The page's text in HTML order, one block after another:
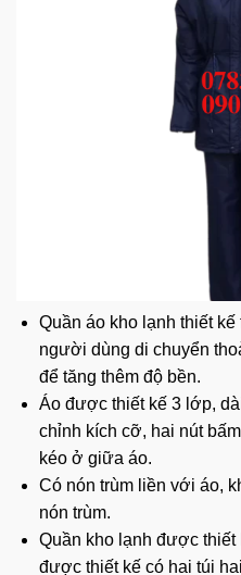
Quần áo kho lạnh thiết
người dùng di chuyển
để tăng thêm độ bền.
Áo được thiết kế 3 lớp,
chỉnh kích cỡ, hai nút
kéo ở giữa áo.
Có nón trùm liền với áo,
nón trùm.
Quần kho lạnh được thiết
được thiết kế có hai túi